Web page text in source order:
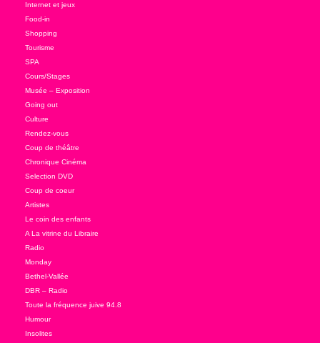
Internet et jeux
Food-in
Shopping
Tourisme
SPA
Cours/Stages
Musée – Exposition
Going out
Culture
Rendez-vous
Coup de théâtre
Chronique Cinéma
Selection DVD
Coup de coeur
Artistes
Le coin des enfants
A La vitrine du Libraire
Radio
Monday
Bethel-Vallée
DBR – Radio
Toute la fréquence juive 94.8
Humour
Insolites